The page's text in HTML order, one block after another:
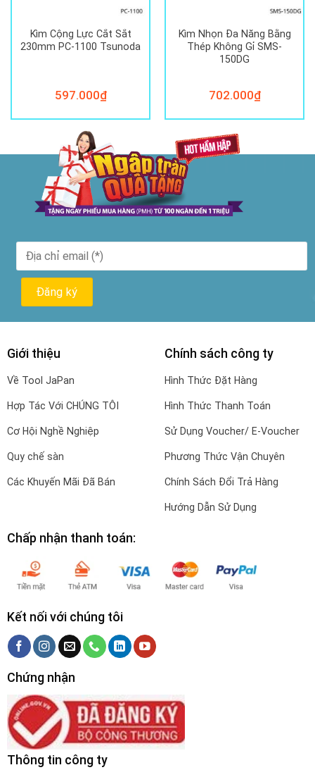
Kìm Cộng Lực Cắt Sắt
230mm PC-1100 Tsunoda
597.000₫
Kìm Nhọn Đa Năng Bằng
Thép Không Gỉ SMS-
150DG
702.000₫
Giới thiệu
Về Tool JaPan
Hợp Tác Với CHÚNG TÔI
Cơ Hội Nghề Nghiệp
Quy chế sàn
Các Khuyến Mãi Đã Bán
Chính sách công ty
Hình Thức Đặt Hàng
Hình Thức Thanh Toán
Sử Dụng Voucher/ E-Voucher
Phương Thức Vận Chuyên
Chính Sách Đổi Trả Hàng
Hướng Dẫn Sử Dụng
Chấp nhận thanh toán:
Kết nối với chúng tôi
Chứng nhận
Thông tin công ty